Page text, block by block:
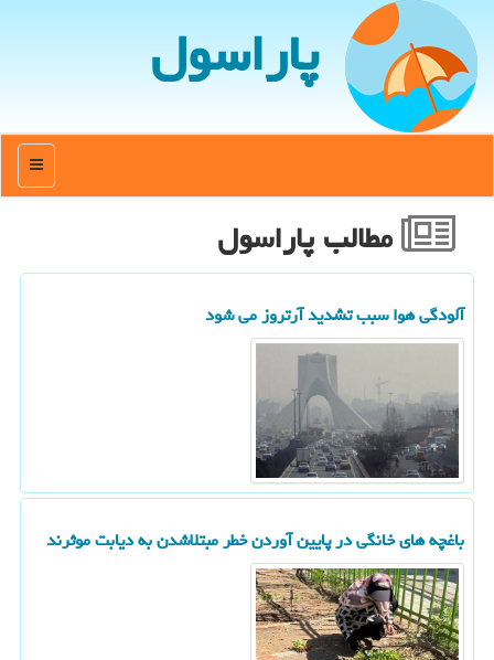
پاراسول
منو
مطالب پاراسول
آلودگی هوا سبب تشدید آرتروز می شود
باغچه های خانگی در پایین آوردن خطر مبتلاشدن به دیابت موثرند